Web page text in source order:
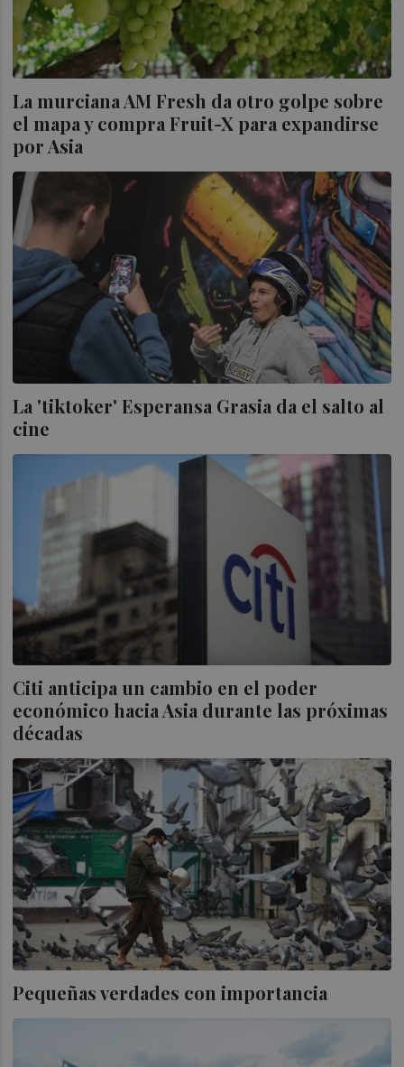
La murciana AM Fresh da otro golpe sobre
el mapa y compra Fruit-X para expandirse
por Asia
La 'tiktoker' Esperansa Grasia da el salto al
cine
Citi anticipa un cambio en el poder
económico hacia Asia durante las próximas
décadas
Pequeñas verdades con importancia